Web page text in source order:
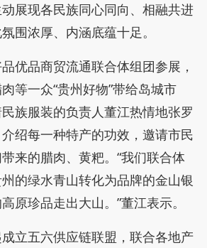
展现各民族同心同向、相融共进
围浓厚、内涵底蕴十足。
优品商贸流通联合体组团参展，
等一众“贵州好物”带给岛城市
族服装的负责人董江热情地张罗
绍每一种特产的功效，邀请市民
来的腊肉、黄粑。“我们联合体
的绿水青山转化为品牌的金山银
原珍品走出大山。”董江表示。
立五六供应链联盟，联合各地产